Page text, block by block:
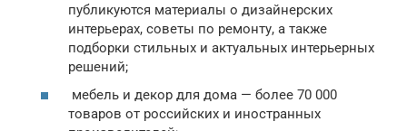
публикуются материалы о дизайнерских
интерьерах, советы по ремонту, а также
подборки стильных и актуальных интерьерных
решений;
мебель и декор для дома — более 70 000
товаров от российских и иностранных